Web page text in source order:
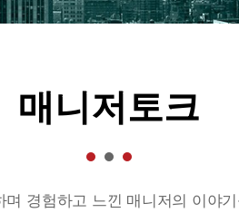
매니저토크
며 경험하고 느낀 매니저의 이야